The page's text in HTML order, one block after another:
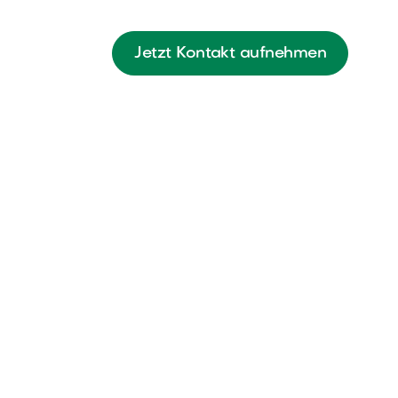
Jetzt Kontakt aufnehmen